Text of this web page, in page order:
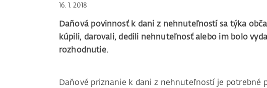
16. 1. 2018
Daňová povinnosť k dani z nehnuteľností sa týka
kúpili, darovali, dedili nehnuteľnosť alebo im bolo
rozhodnutie.
Daňové priznanie k dani z nehnuteľností je potrebné